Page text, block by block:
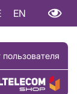
EN
пользователя
товар